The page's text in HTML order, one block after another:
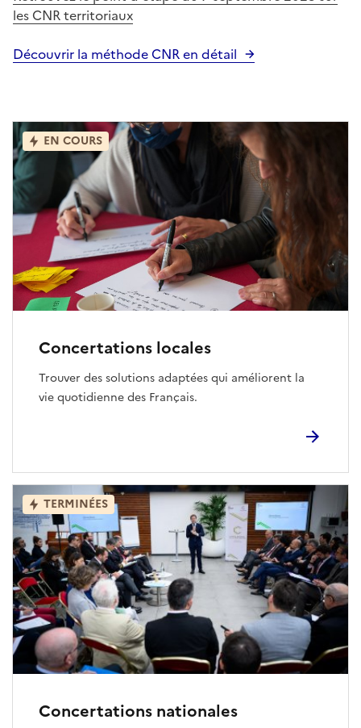
les CNR territoriaux
Découvrir la méthode CNR en détail
Concertations locales
Trouver des solutions adaptées qui améliorent la
vie quotidienne des Français.
EN COURS
Concertations nationales
TERMINÉES